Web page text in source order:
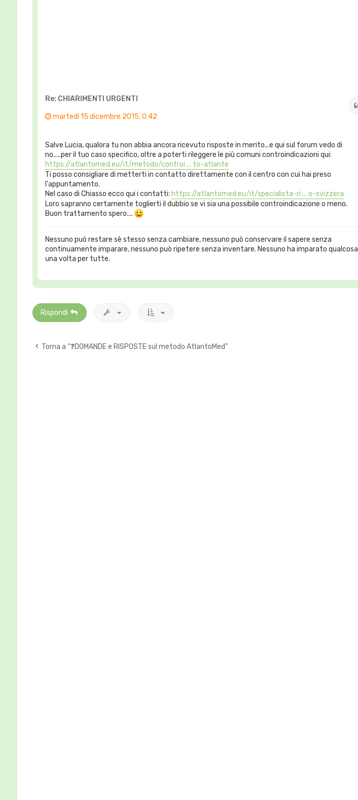
Re: CHIARIMENTI URGENTI
martedì 15 dicembre 2015, 0:42
Salve Lucia, qualora tu non abbia ancora ricevuto risposte in merito...e qui sul forum vedo di
no.....per il tuo caso specifico, oltre a poterti rileggere le più comuni controindicazioni qui:
https://atlantomed.eu/it/metodo/controi ... to-atlante
Ti posso consigliare di metterti in contatto direttamente con il centro con cui hai preso
l'appuntamento.
Nel caso di Chiasso ecco qui i contatti: https://atlantomed.eu/it/specialista-ri ... o-svizzera
Loro sapranno certamente toglierti il dubbio se vi sia una possibile controindicazione o meno.
Buon trattamento spero....
Nessuno può restare sè stesso senza cambiare, nessuno può conservare il sapere senza
continuamente imparare, nessuno può ripetere senza inventare. Nessuno ha imparato qualcosa
una volta per tutte.
Rispondi
Torna a “❓DOMANDE e RISPOSTE sul metodo AtlantoMed”